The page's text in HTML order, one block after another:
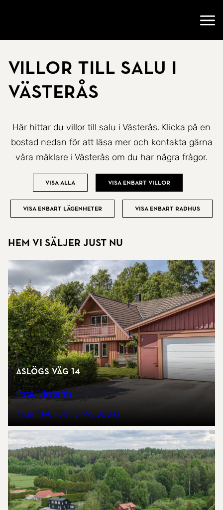
Villor till salu i
Västerås
Här hittar du villor till salu i Västerås. Klicka på en
bostad nedan för att läsa mer och kontakta gärna
våra mäklare i Västerås om du har några frågor.
Visa alla Visa enbart villor
Visa enbart lägenheter Visa enbart radhus
Hem vi säljer just nu
Aslögs väg 14
Irsta, Västerås
7 rum 190 kvm 3 495 000 kr